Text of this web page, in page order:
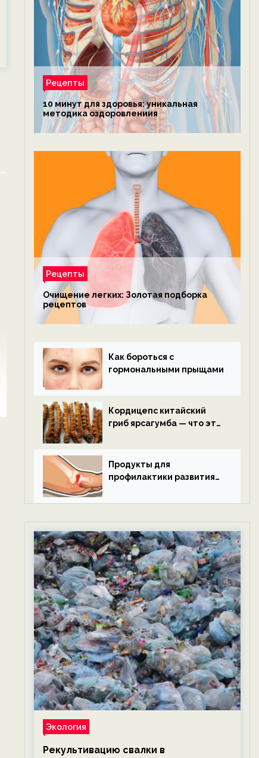
Рецепты
10 минут для здоровья: уникальная
методика оздоровлениия
Рецепты
Очищение легких: Золотая подборка
рецептов
Как бороться с
гормональными прыщами
Кордицепс китайский
гриб ярсагумба — что это
Продукты для
профилактики развития
Экология
Рекультивацию свалки в